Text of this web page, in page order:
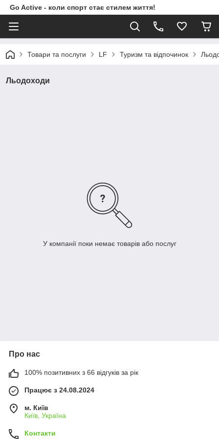
Go Active - коли спорт стає стилем життя!
Товари та послуги LF Туризм та відпочинок
Льодоходи
У компанії поки немає товарів або послуг
Про нас
100% позитивних з 66 відгуків за рік
Працює з 24.08.2024
м. Київ
Київ, Україна
Контакти